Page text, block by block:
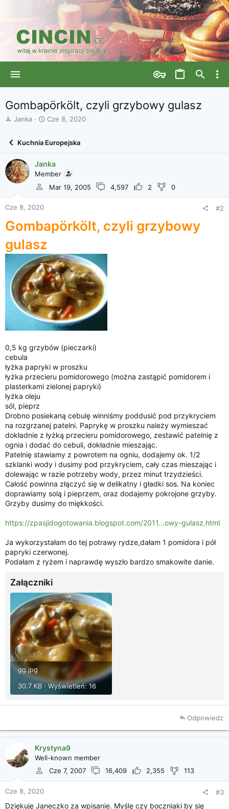
Gombapörkölt, czyli grzybowy gulasz
A
w
ą
t
Janka
D
a
o
z
p
o
c
a
Cze 8, 2020
Kuchnia Europejska
Janka
Member
Mar 19, 2005
4,597 2 0
Cze 8, 2020 #2
Gombapörkölt, czyli grzybowy
gulasz
0,5 kg grzybów (pieczarki)
cebula
łyżka papryki w proszku
łyżka przecieru pomidorowego (można zastąpić pomidorem i
plasterkami zielonej papryki)
łyżka oleju
sól, pieprz
Drobno posiekaną cebulę winniśmy poddusić pod przykryciem
na rozgrzanej patelni. Paprykę w proszku należy wymieszać
dokładnie z łyżką przecieru pomidorowego, zestawić patelnię z
ognia i dodać do cebuli, dokładnie mieszając.
Patelnię stawiamy z powrotem na ogniu, dodajemy ok. 1/2
szklanki wody i dusimy pod przykryciem, cały czas mieszając i
dolewając w razie potrzeby wody, przez minut trzydzieści.
Całość powinna złączyć się w delikatny i gładki sos. Na koniec
doprawiamy solą i pieprzem, oraz dodajemy pokrojone grzyby.
Grzyby dusimy do miękkości.
https://zpasjidogotowania.blogspot.com/2011...owy-gulasz.html
Ja wykorzystałam do tej potrawy rydze,dałam 1 pomidora i pół
papryki czerwonej.
Podałam z ryżem i naprawdę wyszło bardzo smakowite danie.
Załączniki
gg.jpg
30.7 KB · Wyświetleń: 16
Odpowiedz
Krystyna9
Well-known member
Cze 7, 2007
16,409 2,355 113
Cze 8, 2020 #3
Dziękuję Janeczko za wpisanie. Myślę czy boczniaki by się